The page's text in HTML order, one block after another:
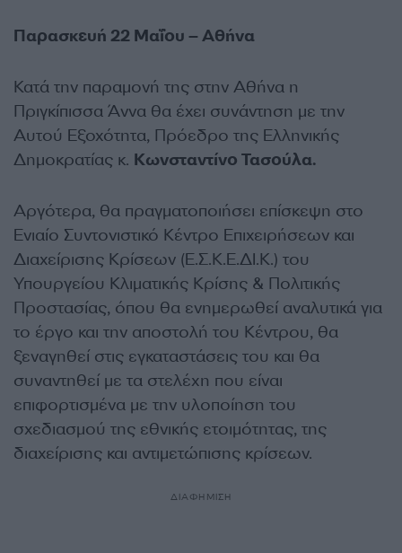
Παρασκευή 22 Μαΐου – Αθήνα
Κατά την παραμονή της στην Αθήνα η
Πριγκίπισσα Άννα θα έχει συνάντηση με την
Αυτού Εξοχότητα, Πρόεδρο της Ελληνικής
Δηµοκρατίας κ. Κωνσταντίνο Τασούλα.
Αργότερα, θα πραγματοποιήσει επίσκεψη στο
Ενιαίο Συντονιστικό Κέντρο Επιχειρήσεων και
Διαχείρισης Κρίσεων (Ε.Σ.Κ.Ε.ΔΙ.Κ.) του
Υπουργείου Κλιματικής Κρίσης & Πολιτικής
Προστασίας, όπου θα ενημερωθεί αναλυτικά για
το έργο και την αποστολή του Κέντρου, θα
ξεναγηθεί στις εγκαταστάσεις του και θα
συναντηθεί με τα στελέχη που είναι
επιφορτισμένα με την υλοποίηση του
σχεδιασμού της εθνικής ετοιμότητας, της
διαχείρισης και αντιμετώπισης κρίσεων.
ΔΙΑΦΗΜΙΣΗ